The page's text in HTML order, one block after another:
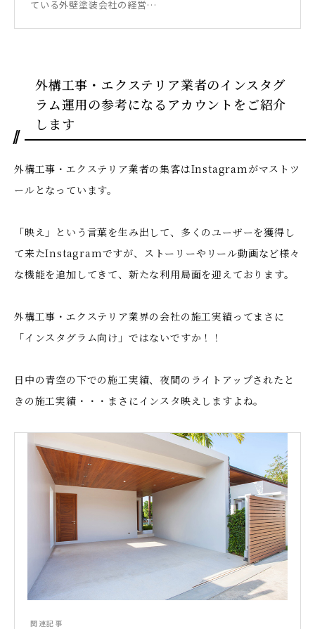
ている外壁塗装会社の経営…
外構工事・エクステリア業者のインスタグ
ラム運用の参考になるアカウントをご紹介
します
外構工事・エクステリア業者の集客はInstagramがマストツ
ールとなっています。
「映え」という言葉を生み出して、多くのユーザーを獲得し
て来たInstagramですが、ストーリーやリール動画など様々
な機能を追加してきて、新たな利用局面を迎えております。
外構工事・エクステリア業界の会社の施工実績ってまさに
「インスタグラム向け」ではないですか！！
日中の青空の下での施工実績、夜間のライトアップされたと
きの施工実績・・・まさにインスタ映えしますよね。
関連記事